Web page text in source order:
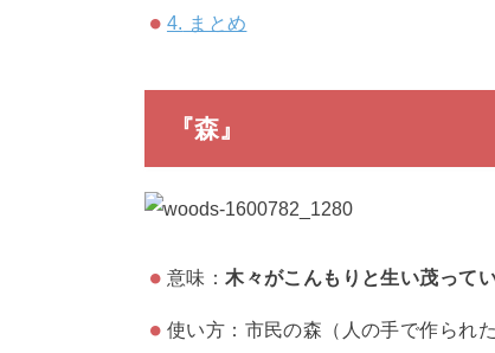
4. まとめ
『森』
意味：木々がこんもりと生い茂って
使い方：市民の森（人の手で作られ